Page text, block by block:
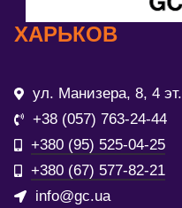
ХАРЬКОВ
ул. Манизера, 8, 4 эт.
+38 (057) 763-24-44
+380 (95) 525-04-25
+380 (67) 577-82-21
info@gc.ua